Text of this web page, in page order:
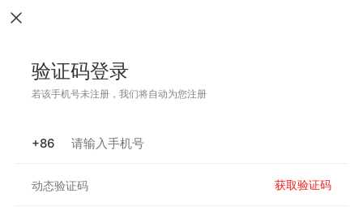
验证码登录
若该手机号未注册，我们将自动为您注册
+86
获取验证码